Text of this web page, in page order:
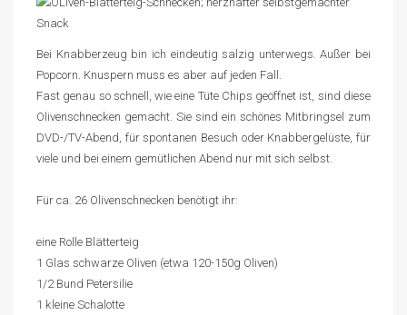
Bei Knabberzeug bin ich eindeutig salzig unterwegs. Außer bei
Popcorn. Knuspern muss es aber auf jeden Fall.
Fast genau so schnell, wie eine Tüte Chips geöffnet ist, sind diese
Olivenschnecken gemacht. Sie sind ein schönes Mitbringsel zum
DVD-/TV-Abend, für spontanen Besuch oder Knabbergelüste, für
viele und bei einem gemütlichen Abend nur mit sich selbst.
Für ca. 26 Olivenschnecken benötigt ihr:
eine Rolle Blätterteig
1 Glas schwarze Oliven (etwa 120-150g Oliven)
1/2 Bund Petersilie
1 kleine Schalotte